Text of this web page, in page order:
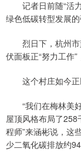
记者日前随“活力
绿色低碳转型发展的
烈日下，杭州市
伏面板正“努力工作
这个村庄如今正
“我们在梅林美好
屋顶风格布局了258
程师”来涵彬说，这
少二氧化碳排放约94